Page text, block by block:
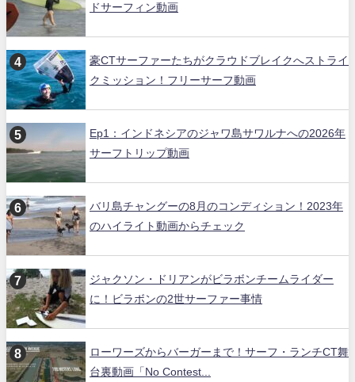
ドサーフィン動画
豪CTサーファーたちがクラウドブレイクへストライ
クミッション！フリーサーフ動画
Ep1：インドネシアのジャワ島サワルナへの2026年
サーフトリップ動画
バリ島チャングーの8月のコンディション！2023年
のハイライト動画からチェック
ジャクソン・ドリアンがビラボンチームライダー
に！ビラボンの2世サーファー事情
ローワーズからバーガーまで！サーフ・ランチCT舞
台裏動画「No Contest...